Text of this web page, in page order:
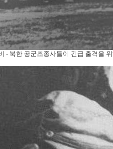
- 북한 공군조종사들이 긴급 출격을